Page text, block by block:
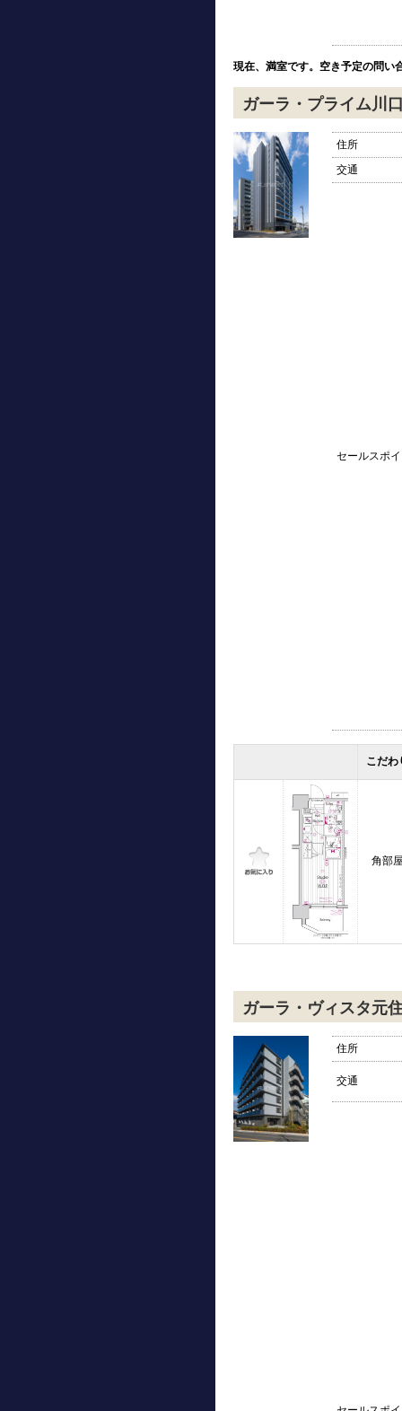
現在、満室です。空き予定の問い
ガーラ・プライム川
住所
交通
セールスポ
こだわ
角部
ガーラ・ヴィスタ元
住所
交通